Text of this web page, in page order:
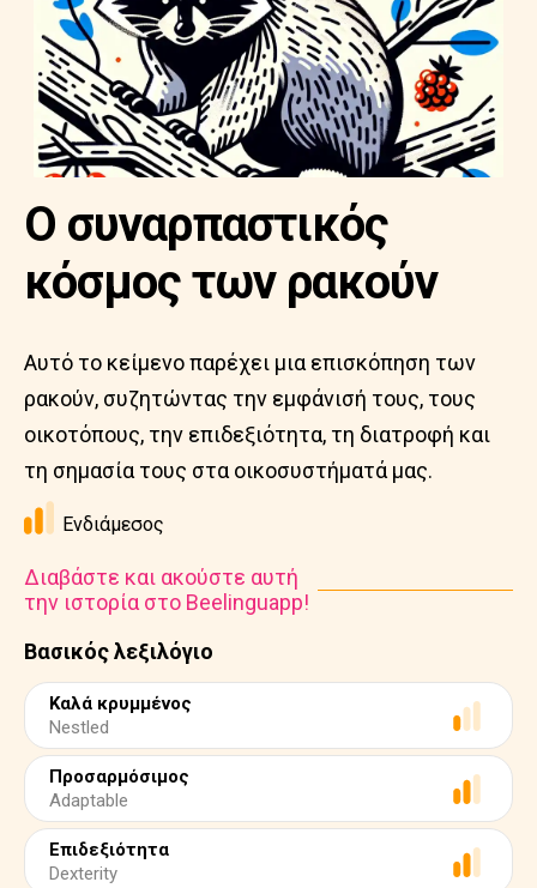
Βασικός λεξιλόγιο
Καλά κρυμμένος
Nestled
Προσαρμόσιμος
Adaptable
Επιδεξιότητα
Dexterity
Ο συναρπαστικός
κόσμος των ρακούν
Αυτό το κείμενο παρέχει μια επισκόπηση των
ρακούν, συζητώντας την εμφάνισή τους, τους
οικοτόπους, την επιδεξιότητα, τη διατροφή και
τη σημασία τους στα οικοσυστήματά μας.
Ενδιάμεσος
Διαβάστε και ακούστε αυτή
την ιστορία στο Beelinguapp!